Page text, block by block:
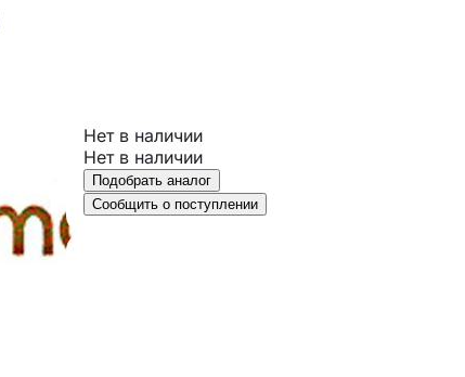
Нет в наличии
Нет в наличии
Подобрать аналог
Сообщить о поступлении